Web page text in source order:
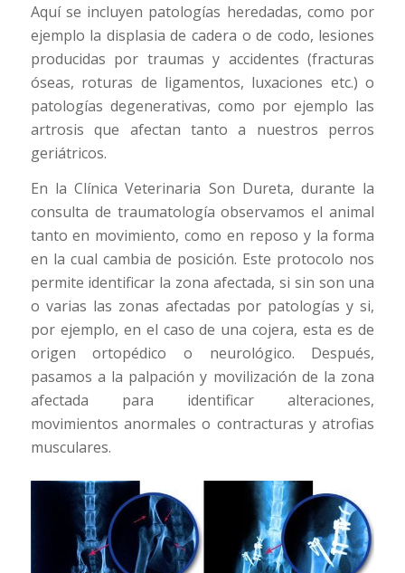
Aquí se incluyen patologías heredadas, como por
ejemplo la displasia de cadera o de codo, lesiones
producidas por traumas y accidentes (fracturas
óseas, roturas de ligamentos, luxaciones etc.) o
patologías degenerativas, como por ejemplo las
artrosis que afectan tanto a nuestros perros
geriátricos.
En la Clínica Veterinaria Son Dureta, durante la
consulta de traumatología observamos el animal
tanto en movimiento, como en reposo y la forma
en la cual cambia de posición. Este protocolo nos
permite identificar la zona afectada, si sin son una
o varias las zonas afectadas por patologías y si,
por ejemplo, en el caso de una cojera, esta es de
origen ortopédico o neurológico. Después,
pasamos a la palpación y movilización de la zona
afectada para identificar alteraciones,
movimientos anormales o contracturas y atrofias
musculares.